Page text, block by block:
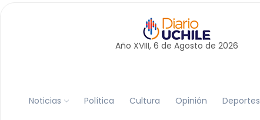
Año XVIII, 6 de Agosto de 2026
Noticias Política Cultura Opinión Deportes